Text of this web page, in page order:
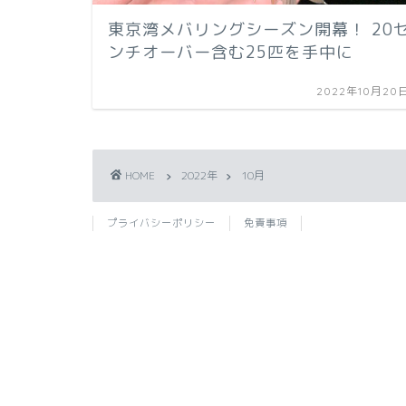
東京湾メバリングシーズン開幕！ 20
ンチオーバー含む25匹を手中に
2022年10月20
HOME 2022年 10月
プライバシーポリシー 免責事項